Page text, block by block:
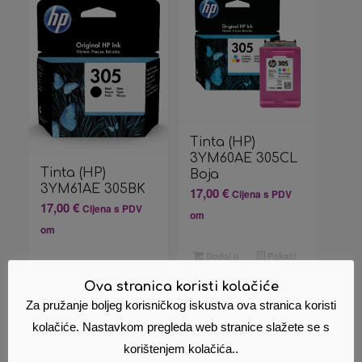
Tinta (HP)
3YM61AE 305BK
17,00€ Cijena s PDV
om
detalje
Tinta (HP)
3YM60AE 305CL
Boja
17,00€ Cijena s PDV
om
Pokaži
Ova stranica koristi kolačiće
Za pružanje boljeg korisničkog iskustva ova stranica koristi
kolačiće. Nastavkom pregleda web stranice slažete se s
korištenjem kolačića..